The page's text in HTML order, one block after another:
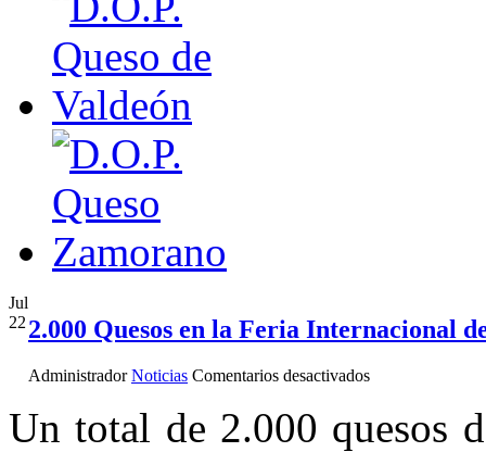
Jul
22 2.000 Quesos en la Feria Internacional
Administrador Noticias Comentarios desactivadosen
en
Un total de 2.000 quesos